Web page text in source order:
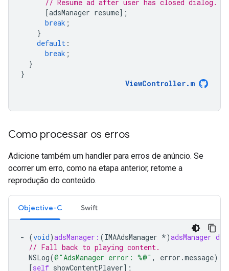
// Resume ad after user has closed dialog.
[adsManager resume];
break ;
}
default :
break ;
}
}
ViewController. m
Como processar os erros
Adicione também um handler para erros de anúncio. Se
ocorrer um erro, como na etapa anterior, retome a
reprodução do conteúdo.
Objective-C Swift
- (void)adsManager: (IMAAdsManager *)adsManager
// Fall back to playing content.
NSLog(@"AdsManager error: %@" , error .message);
[self showContentPlayer];